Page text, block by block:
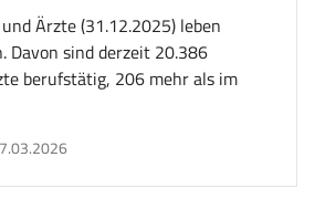
Ärzte (31.12.2025) leben
Davon sind derzeit 20.386
berufstätig, 206 mehr als im